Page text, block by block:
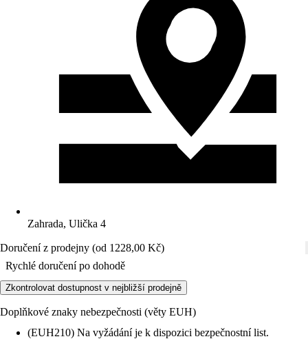
Zahrada, Ulička 4
Doručení z prodejny (od 1228,00 Kč)
Rychlé doručení po dohodě
Zkontrolovat dostupnost v nejbližší prodejně
Doplňkové znaky nebezpečnosti (věty EUH)
(EUH210) Na vyžádání je k dispozici bezpečnostní list.